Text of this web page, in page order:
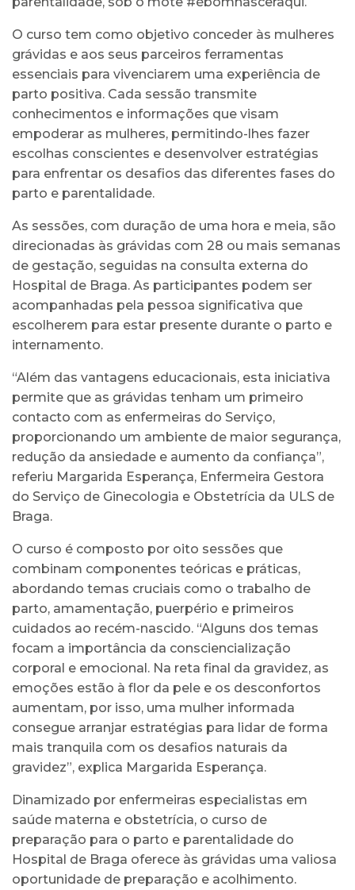
O curso tem como objetivo conceder às mulheres
grávidas e aos seus parceiros ferramentas
essenciais para vivenciarem uma experiência de
parto positiva. Cada sessão transmite
conhecimentos e informações que visam
empoderar as mulheres, permitindo-lhes fazer
escolhas conscientes e desenvolver estratégias
para enfrentar os desafios das diferentes fases do
parto e parentalidade.
As sessões, com duração de uma hora e meia, são
direcionadas às grávidas com 28 ou mais semanas
de gestação, seguidas na consulta externa do
Hospital de Braga. As participantes podem ser
acompanhadas pela pessoa significativa que
escolherem para estar presente durante o parto e
internamento.
“Além das vantagens educacionais, esta iniciativa
permite que as grávidas tenham um primeiro
contacto com as enfermeiras do Serviço,
proporcionando um ambiente de maior segurança,
redução da ansiedade e aumento da confiança”,
referiu Margarida Esperança, Enfermeira Gestora
do Serviço de Ginecologia e Obstetrícia da ULS de
Braga.
O curso é composto por oito sessões que
combinam componentes teóricas e práticas,
abordando temas cruciais como o trabalho de
parto, amamentação, puerpério e primeiros
cuidados ao recém-nascido. “Alguns dos temas
focam a importância da consciencialização
corporal e emocional. Na reta final da gravidez, as
emoções estão à flor da pele e os desconfortos
aumentam, por isso, uma mulher informada
consegue arranjar estratégias para lidar de forma
mais tranquila com os desafios naturais da
gravidez”, explica Margarida Esperança.
Dinamizado por enfermeiras especialistas em
saúde materna e obstetrícia, o curso de
preparação para o parto e parentalidade do
Hospital de Braga oferece às grávidas uma valiosa
oportunidade de preparação e acolhimento.